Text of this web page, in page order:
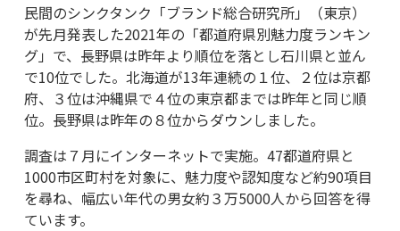
民間のシンクタンク「ブランド総合研究所」（東京）
が先月発表した2021年の「都道府県別魅力度ランキン
グ」で、長野県は昨年より順位を落とし石川県と並ん
で10位でした。北海道が13年連続の１位、２位は京都
府、３位は沖縄県で４位の東京都までは昨年と同じ順
位。長野県は昨年の８位からダウンしました。
調査は７月にインターネットで実施。47都道府県と
1000市区町村を対象に、魅力度や認知度など約90項目
を尋ね、幅広い年代の男女約３万5000人から回答を得
ています。